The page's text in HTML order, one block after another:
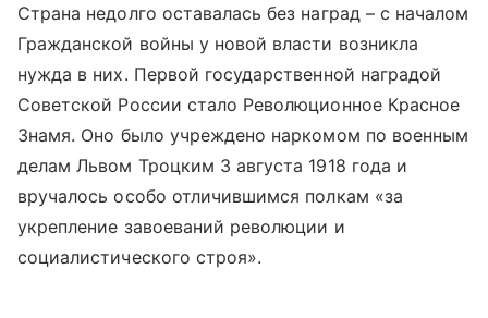
Страна недолго оставалась без наград – с началом
Гражданской войны у новой власти возникла
нужда в них. Первой государственной наградой
Советской России стало Революционное Красное
Знамя. Оно было учреждено наркомом по военным
делам Львом Троцким 3 августа 1918 года и
вручалось особо отличившимся полкам «за
укрепление завоеваний революции и
социалистического строя».